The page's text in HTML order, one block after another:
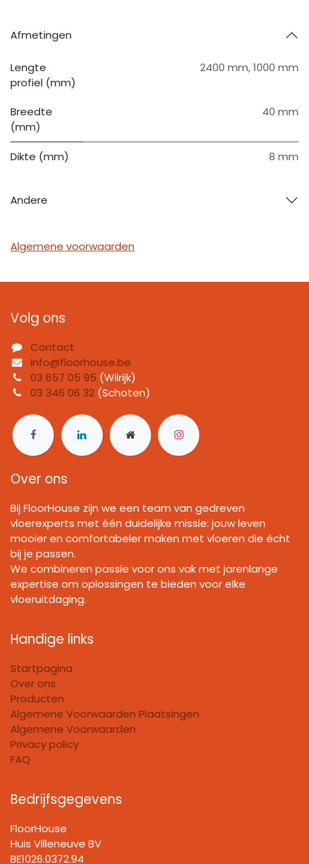
Afmetingen
Lengte
profiel (mm)
2400 mm,1000 mm
Breedte
(mm)
40 mm
Dikte (mm) 8 mm
Andere
Algemene voorwaarden
Volg ons
Contact
info@floorhouse.be
03 657 05 95 (Wilrijk)
03 346 06 32 (Schoten)
Over ons
Bij FloorHouse zijn we een team van gedreven
vloerexperts met één duidelijke missie: jouw leven
mooier en comfortabeler maken met vloeren die écht
bij je passen.
We combineren passie voor ons vak met jarenlange
expertise om oplossingen te bieden voor elke
vloeruitdaging.
Handige links
Startpagina
Over ons
Producten
Algemene Voorwaarden Plaatsingen
Algemene Voorwaarden
Privacy policy
FAQ
Bedrijfsgegevens
FloorHouse
Huis Villeneuve BV​
BE1026.0372.94